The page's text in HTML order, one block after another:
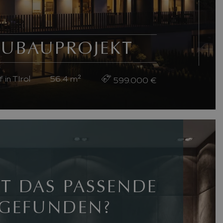
in TIrol 56.4m² 599.000 €
DAS PASSENDE